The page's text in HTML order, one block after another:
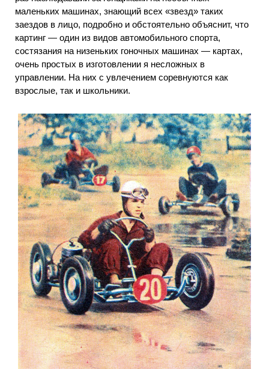
маленьких машинах, знающий всех «звезд» таких
заездов в лицо, подробно и обстоятельно объяснит, что
картинг — один из видов автомобильного спорта,
состязания на низеньких гоночных машинах — картах,
очень простых в изготовлении я несложных в
управлении. На них с увлечением соревнуются как
взрослые, так и школьники.